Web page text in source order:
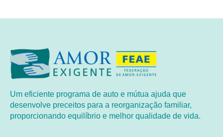
Um eficiente programa de auto e mútua ajuda que
desenvolve preceitos para a reorganização familiar,
proporcionando equilíbrio e melhor qualidade de vida.